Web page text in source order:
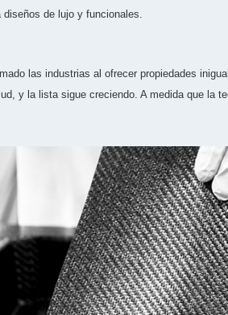
diseños de lujo y funcionales.
las industrias al ofrecer propiedades
y la lista sigue creciendo. A medida que la